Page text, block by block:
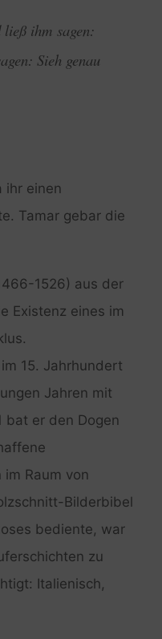
ließ ihm sagen:
Sieh genau
ihr einen
Tamar gebar die
1526) aus der
Existenz eines im
15. Jahrhundert
Jahren mit
bat er den Dogen
Raum von
Bilderbibel
bediente, war
zu
Italienisch,